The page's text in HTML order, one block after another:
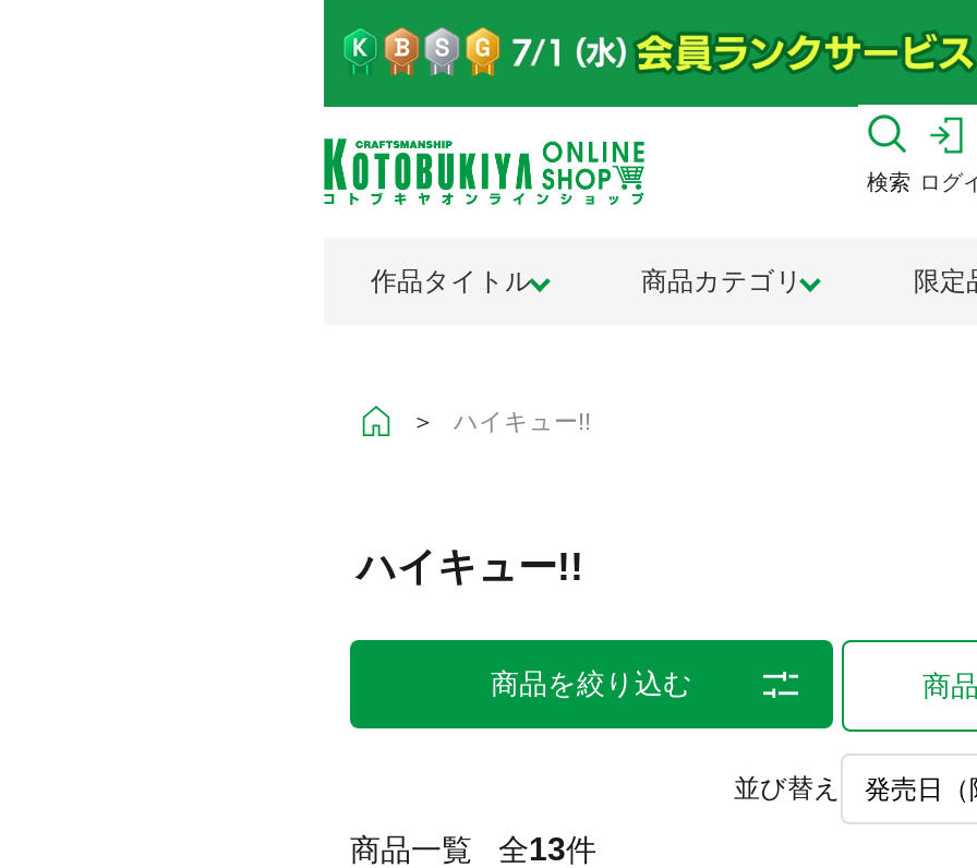
検索 ログ
作品タイトル 商品カテゴリ 限定
＞ ハイキュー!!
ハイキュー!!
商品を絞り込む 商
並び替え
商品一覧 全13件